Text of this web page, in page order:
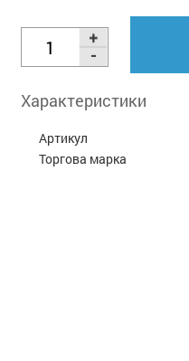
Характеристики
Артикул
Торгова марка